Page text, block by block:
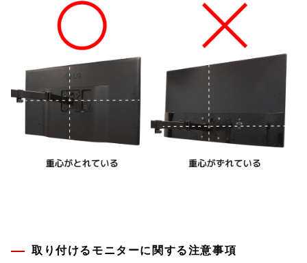
取り付けるモニターに関する注意事項